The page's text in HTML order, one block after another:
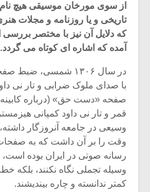
از سوی مورخان موسیقی هیچ
تاریخی و یا روزنامه و مجلات
که دلایل آن نیز با مختصر
آمده که اشاره ای کوتاه می گردد.
در سال ۱۳۰۶ شمسی،
با صدای ملوک ضرابی و تار نی
صفحه «دست حق» (درباره
قمر و تار نی داود کمپانی
وسیعی در جامعه آنروزگار
وقت را بر آن داشت که به
رسانه صوتی در ایران بوده است،
وسیله تجملی نگاه نکنند، بلکه
کمتر ندانسته و چاره بیندیشند.